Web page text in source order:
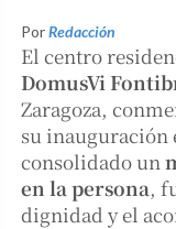
PorRedacción
El centro
DomusVi
Zaragoza,
su inauguración
consolidado un
en la persona,
dignidad y el